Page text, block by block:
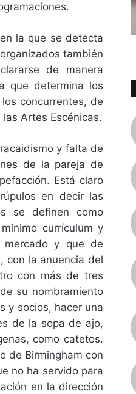
la que se detecta
también
de manera
que determina los
concurrentes, de
Artes Escénicas.
y falta de
de la pareja de
Está claro
en decir las
se definen como
currículum y
mercado y que de
con la anuencia del
con más de tres
su nombramiento
y socios, hacer una
de la sopa de ajo,
como catetos.
de Birmingham con
no ha servido para
en la dirección